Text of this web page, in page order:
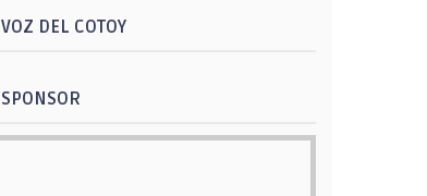
VOZ DEL COTOY
SPONSOR